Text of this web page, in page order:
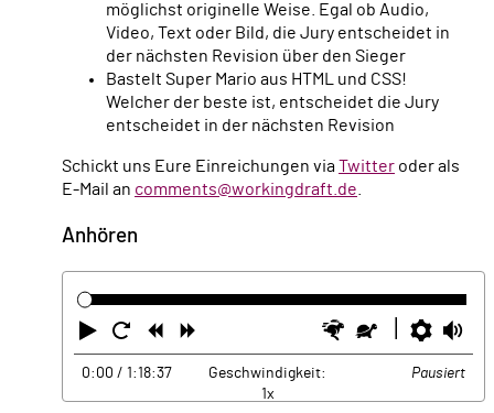
möglichst originelle Weise. Egal ob Audio,
Video, Text oder Bild, die Jury entscheidet in
der nächsten Revision über den Sieger
Bastelt Super Mario aus HTML und CSS!
Welcher der beste ist, entscheidet die Jury
entscheidet in der nächsten Revision
Schickt uns Eure Einreichungen viaTwitter oder als
E-Mail an comments@workingdraft.de
Anhören
Abspielen
Neustart
Zurück Schneller
Langsamer
0:00 / 1:18:37
Geschwindigkeit:
1x
Pausiert